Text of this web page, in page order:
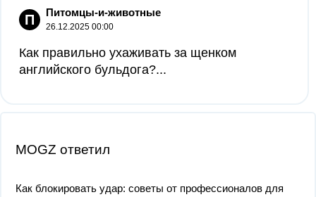
П Питомцы-и-животные
26.12.2025 00:00
Как правильно ухаживать за щенком
английского бульдога?...
MOGZ ответил
Как блокировать удар: советы от профессионалов для